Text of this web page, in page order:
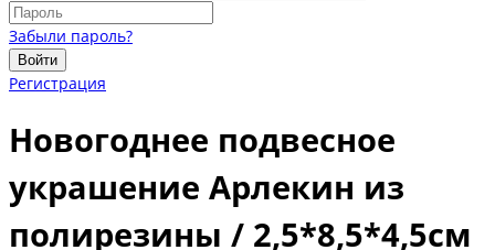
Забыли пароль?
Войти
Регистрация
Новогоднее подвесное
украшение Арлекин из
полирезины / 2,5*8,5*4,5см